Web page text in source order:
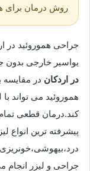
روش درمان برای
جراحی هموروئید در
بواسیر خارجی بدون
در اردکان در مقایسه
هموروئید می تواند
کند.درمان قطعی
پیشرفته ترین انواع
جراحی و لیزر انجام